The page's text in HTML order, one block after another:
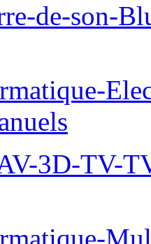
de-son-
3D-TV-